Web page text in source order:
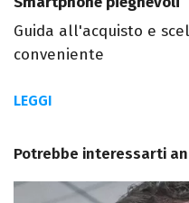
Guida all'acquisto e
conveniente
LEGGI
Potrebbe interessarti